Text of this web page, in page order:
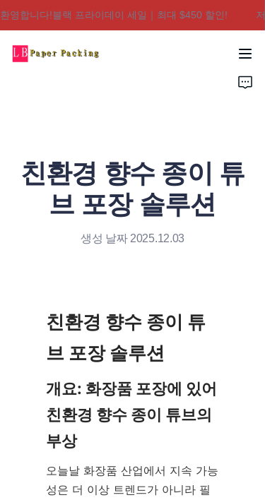
합니다!블랙 프라이데이 세일｜최대 $450 할인!
저희 매장에 오신 것을
이데이 세일｜최대
친환경 향수 종이 튜
브 포장 솔루션
생성 날짜 2025.12.03
친환경 향수 종이 튜
브 포장 솔루션
개요: 화장품 포장에 있어
친환경 향수 종이 튜브의
부상
오늘날 화장품 산업에서 지속 가능
성은 더 이상 트렌드가 아니라 필
집
문의하기